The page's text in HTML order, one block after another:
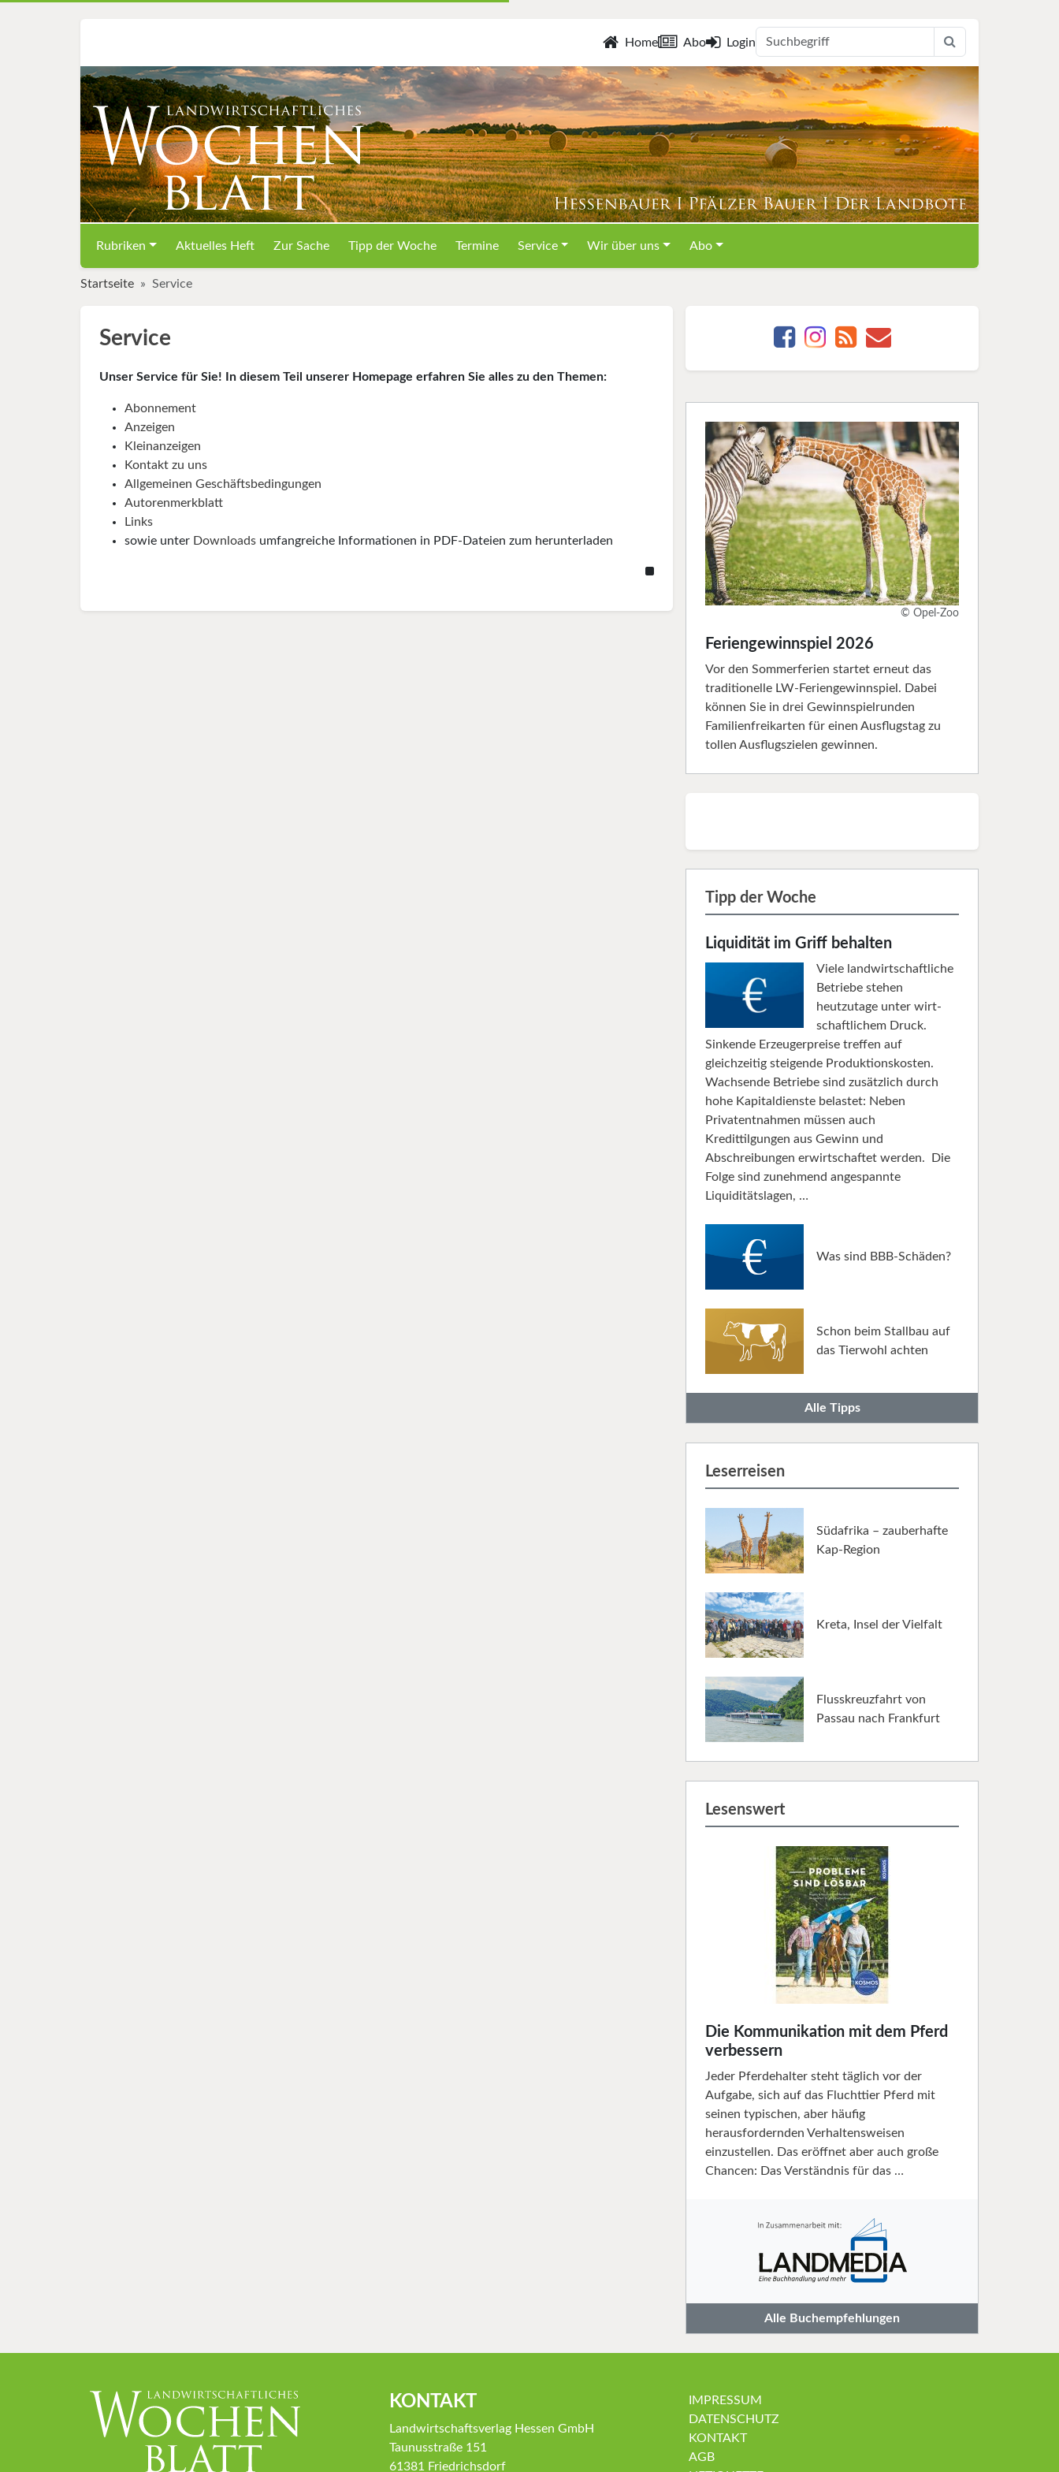
Home Abo Login
Rubriken Aktuelles Heft Zur Sache Tipp der Woche Termine Service Wir über uns Abo
Startseite Service
Service
Unser Service für Sie! In diesem Teil unserer Homepage erfahren Sie alles zu den Themen:
Abonnement
Anzeigen
Kleinanzeigen
Kontakt zu uns
Allgemeinen Geschäftsbedingungen
Autorenmerkblatt
Links
sowie unter Downloads umfangreiche Informationen in PDF-Dateien zum herunterladen
© Opel-Zoo
Feriengewinnspiel 2026
Vor den Sommerferien startet erneut das
traditionelle LW-Feriengewinnspiel. Dabei
können Sie in drei Gewinnspielrunden
Familienfreikarten für einen Ausflugstag zu
tollen Ausflugszielen gewinnen.
Tipp der Woche
Liquidität im Griff behalten
Viele landwirtschaftliche
Betriebe stehen
heutzutage unter wirt­
schaftlichem Druck.
Sinkende Erzeugerpreise treffen auf
gleichzeitig steigende Produktionskosten.
Wachsende Betriebe sind zusätzlich durch
hohe Kapitaldienste belastet: Neben
Privatentnahmen müssen auch
Kredittilgungen aus Gewinn und
Abschreibungen erwirtschaftet werden. Die
Folge sind zunehmend angespannte
Liquiditätslagen, …
Was sind BBB-Schäden?
Schon beim Stallbau auf
das Tierwohl achten
Alle Tipps
Leserreisen
Südafrika – zauberhafte
Kap-Region
Kreta, Insel der Vielfalt
Flusskreuzfahrt von
Passau nach Frankfurt
Lesenswert
Die Kommunikation mit dem Pferd
verbessern
Jeder Pferdehalter steht täglich vor der
Aufgabe, sich auf das Fluchttier Pferd mit
seinen typischen, aber häufig
herausfordernden Verhaltensweisen
einzustellen. Das eröffnet aber auch große
Chancen: Das Verständnis für das …
Alle Buchempfehlungen
KONTAKT
Landwirtschaftsverlag Hessen GmbH
Taunusstraße 151
61381 Friedrichsdorf
IMPRESSUM
DATENSCHUTZ
KONTAKT
AGB